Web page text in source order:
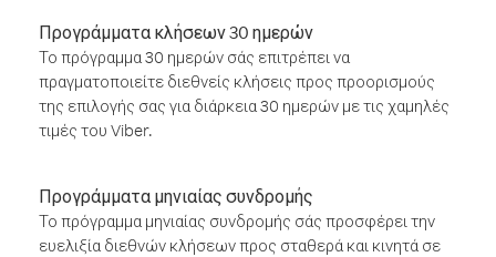
Προγράμματα κλήσεων 30 ημερών
Το πρόγραμμα 30 ημερών σάς επιτρέπει να
πραγματοποιείτε διεθνείς κλήσεις προς προορισμούς
της επιλογής σας για διάρκεια 30 ημερών με τις χαμηλές
τιμές του Viber.
Προγράμματα μηνιαίας συνδρομής
Το πρόγραμμα μηνιαίας συνδρομής σάς προσφέρει την
ευελιξία διεθνών κλήσεων προς σταθερά και κινητά σε